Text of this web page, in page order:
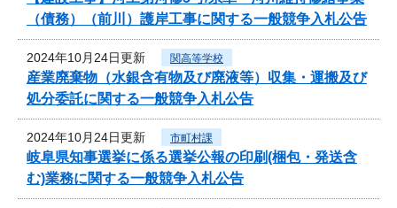
（債務）（前川）護岸工事に関する一般競争入札公告
2024年10月24日更新 関高等学校
産業廃棄物（水銀含有物及び廃液等）収集・運搬及び
処分委託に関する一般競争入札公告
2024年10月24日更新 市町村課
岐阜県知事選挙に係る選挙公報の印刷(梱包・発送含
む)業務に関する一般競争入札公告